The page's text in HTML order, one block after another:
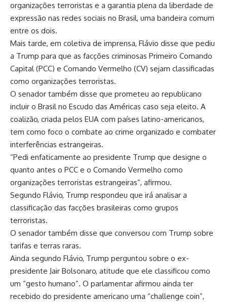
organizações terroristas e a garantia plena da liberdade de
expressão nas redes sociais no Brasil, uma bandeira comum
entre os dois.
Mais tarde, em coletiva de imprensa, Flávio disse que pediu
a Trump para que as facções criminosas Primeiro Comando
Capital (PCC) e Comando Vermelho (CV) sejam classificadas
como organizações terroristas.
O senador também disse que prometeu ao republicano
incluir o Brasil no Escudo das Américas caso seja eleito. A
coalizão, criada pelos EUA com países latino-americanos,
tem como foco o combate ao crime organizado e combater
interferências estrangeiras.
“Pedi enfaticamente ao presidente Trump que designe o
quanto antes o PCC e o Comando Vermelho como
organizações terroristas estrangeiras”, afirmou.
Segundo Flávio, Trump respondeu que irá analisar a
classificação das facções brasileiras como grupos
terroristas.
O senador também disse que conversou com Trump sobre
tarifas e terras raras.
Ainda segundo Flávio, Trump perguntou sobre o ex-
presidente Jair Bolsonaro, atitude que ele classificou como
um “gesto humano”. O parlamentar afirmou ainda ter
recebido do presidente americano uma “challenge coin”,